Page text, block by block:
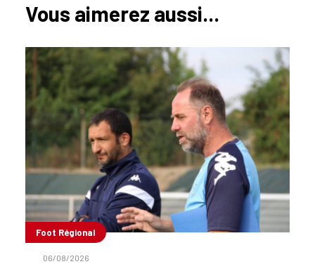
Vous aimerez aussi...
Foot Régional
06/08/2026